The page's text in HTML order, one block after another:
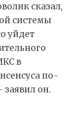
сказал,
системы
уйдет
в
по-
он.